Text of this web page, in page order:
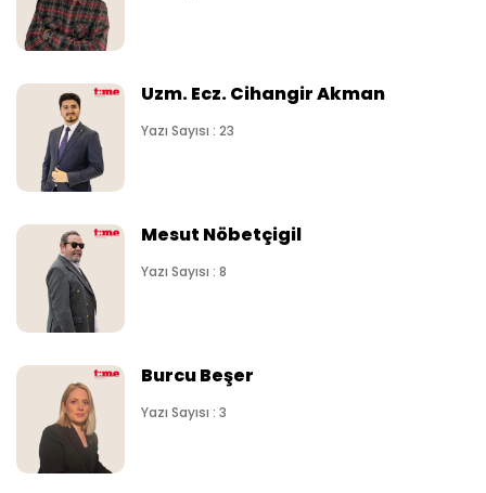
Uzm. Ecz. Cihangir Akman
Yazı Sayısı : 23
Mesut Nöbetçigil
Yazı Sayısı : 8
Burcu Beşer
Yazı Sayısı : 3